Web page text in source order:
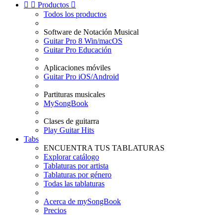
  Productos 
Todos los productos
Software de Notación Musical
Guitar Pro 8 Win/macOS
Guitar Pro Educación
Aplicaciones móviles
Guitar Pro iOS/Android
Partituras musicales
MySongBook
Clases de guitarra
Play Guitar Hits
Tabs
ENCUENTRA TUS TABLATURAS
Explorar catálogo
Tablaturas por artista
Tablaturas por género
Todas las tablaturas
Acerca de mySongBook
Precios